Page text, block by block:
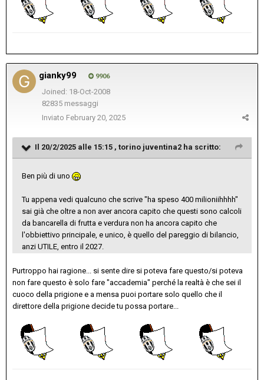
gianky99 9906
Joined: 18-Oct-2008
82835 messaggi
Inviato February 20, 2025
Il 20/2/2025 alle 15:15 , torino juventina2 ha scritto:
Ben più di uno
Tu appena vedi qualcuno che scrive "ha speso 400 milioniihhhh"
sai già che oltre a non aver ancora capito che questi sono calcoli
da bancarella di frutta e verdura non ha ancora capito che
l'obbiettivo principale, e unico, è quello del pareggio di bilancio,
anzi UTILE, entro il 2027.
Purtroppo hai ragione... si sente dire si poteva fare questo/si poteva
non fare questo è solo fare "accademia" perché la realtà è che sei il
cuoco della prigione e a mensa puoi portare solo quello che il
direttore della prigione decide tu possa portare...